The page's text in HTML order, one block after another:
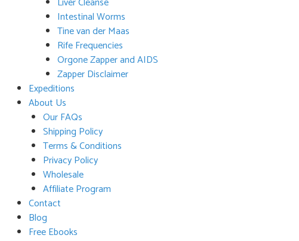
Intestinal Worms
Tine van der Maas
Rife Frequencies
Orgone Zapper and AIDS
Zapper Disclaimer
Expeditions
About Us
Our FAQs
Shipping Policy
Terms & Conditions
Privacy Policy
Wholesale
Affiliate Program
Contact
Blog
Free Ebooks